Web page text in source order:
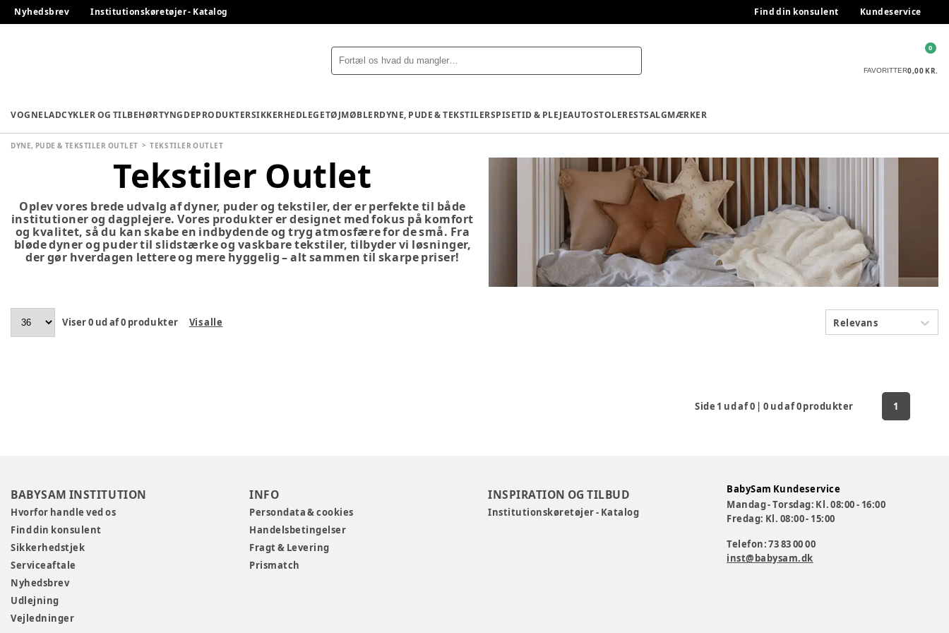
Nyhedsbrev Institutionskøretøjer - Katalog Find din konsulent Kundeservice
FAVORITTER0,00 KR.
0
VOGNELADCYKLER OG TILBEHØRTYNGDEPRODUKTERSIKKERHEDLEGETØJMØBLERDYNE, PUDE & TEKSTILERSPISETID & PLEJEAUTOSTOLERESTSALGMÆRKER
DYNE, PUDE & TEKSTILER OUTLET TEKSTILER OUTLET
Tekstiler Outlet
Oplev vores brede udvalg af dyner, puder og tekstiler, der er perfekte til både
institutioner og dagplejere. Vores produkter er designet med fokus på komfort
og kvalitet, så du kan skabe en indbydende og tryg atmosfære for de små. Fra
bløde dyner og puder til slidstærke og vaskbare tekstiler, tilbyder vi løsninger,
der gør hverdagen lettere og mere hyggelig – alt sammen til skarpe priser!
Viser0 ud af0 produkter Vis alle Relevans
Side 1 ud af0 |0 ud af0produkter 1
BABYSAM INSTITUTION
Hvorfor handle ved os
Find din konsulent
Sikkerhedstjek
Serviceaftale
Nyhedsbrev
Udlejning
Vejledninger
INFO
Persondata & cookies
Handelsbetingelser
Fragt & Levering
Prismatch
INSPIRATION OG TILBUD
Institutionskøretøjer - Katalog
BabySam Kundeservice
Mandag - Torsdag: Kl. 08:00 - 16:00
Fredag: Kl. 08:00 - 15:00
Telefon: 73 83 00 00
inst@babysam.dk